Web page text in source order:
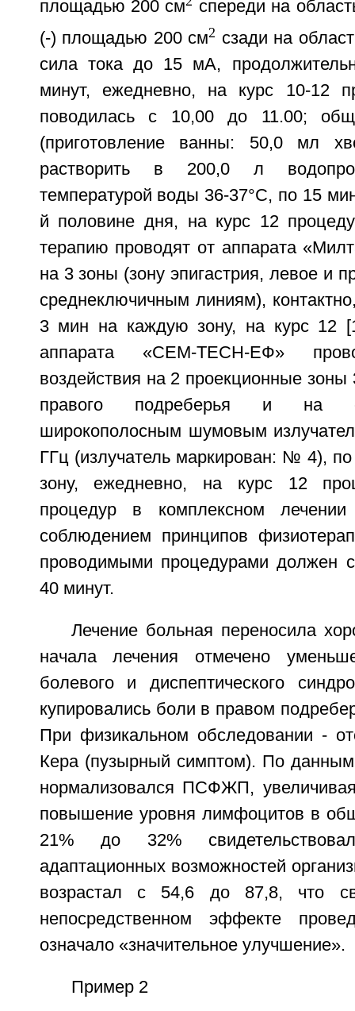
площадью 200 см
спереди на
(-) площадью 200 см2 сзади на
сила тока до 15 мА,
минут, ежедневно, на курс 10-12
поводилась с 10,00 до 11.00;
(приготовление ванны: 50,0 мл
растворить в 200,0 л
температурой воды 36-37°С, по 15
й половине дня, на курс 12
терапию проводят от аппарата
на 3 зоны (зону эпигастрия, левое и
среднеключичным линиям),
3 мин на каждую зону, на курс 12
аппарата «СЕМ-ТЕСН-ЕФ»
воздействия на 2 проекционные
правого подреберья и на
широкополосным шумовым
ГГц (излучатель маркирован: № 4),
зону, ежедневно, на курс 12
процедур в комплексном
соблюдением принципов
проводимыми процедурами должен
40 минут.
Лечение больная переносила
начала лечения отмечено
болевого и диспептического
купировались боли в правом
При физикальном обследовании -
Кера (пузырный симптом). По
нормализовался ПСФЖП,
повышение уровня лимфоцитов в
21% до 32%
адаптационных возможностей
возрастал с 54,6 до 87,8, что
непосредственном эффекте
означало «значительное улучшение».
Пример 2